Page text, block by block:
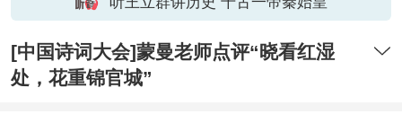
[中国诗词大会]蒙曼老师点评“晓看红湿
处，花重锦官城”